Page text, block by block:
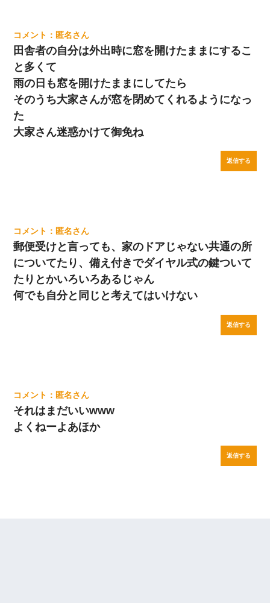
匿名
田舎者の自分は外出時に窓を開けたままにするこ
と多くて
雨の日も窓を開けたままにしてたら
そのうち大家さんが窓を閉めてくれるようになっ
た
大家さん迷惑かけて御免ね
返信する
匿名
郵便受けと言っても、家のドアじゃない共通の所
についてたり、備え付きでダイヤル式の鍵ついて
たりとかいろいろあるじゃん
何でも自分と同じと考えてはいけない
返信する
匿名
それはまだいいwww
よくねーよあほか
返信する